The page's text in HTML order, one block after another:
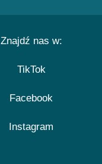
Znajdź nas w:
TikTok
Facebook
Instagram